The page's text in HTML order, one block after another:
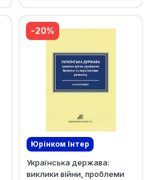
Юрінком Iнтер
Эксклюзив Новинка
Українська держава:
виклики війни, проблеми
-20%